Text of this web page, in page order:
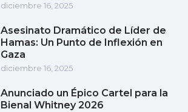
diciembre 16, 2025
Asesinato Dramático de Líder de
Hamas: Un Punto de Inflexión en
Gaza
diciembre 16, 2025
Anunciado un Épico Cartel para la
Bienal Whitney 2026